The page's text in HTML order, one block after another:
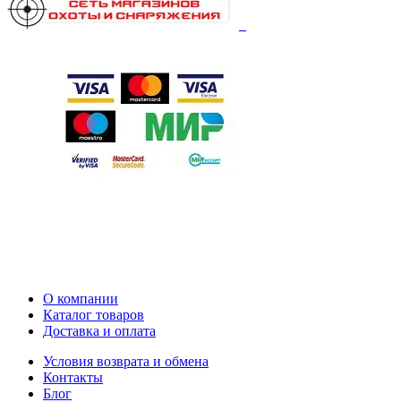
О компании
Каталог товаров
Доставка и оплата
Условия возврата и обмена
Контакты
Блог